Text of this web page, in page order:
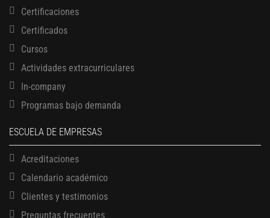
Certificaciones
Certificados
Cursos
Actividades extracurriculares
In-company
Programas bajo demanda
ESCUELA DE EMPRESAS
Acreditaciones
Calendario académico
Clientes y testimonios
Preguntas frecuentes